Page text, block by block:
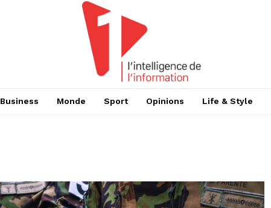
Business Monde Sport Opinions Life & Style